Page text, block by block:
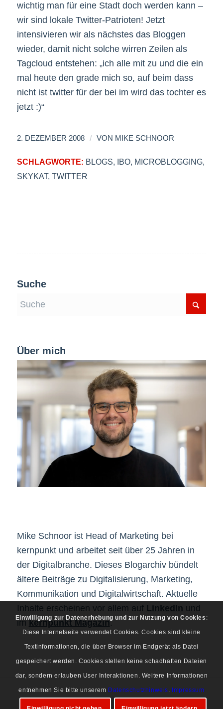
wichtig man für eine Stadt doch werden kann –
wir sind lokale Twitter-Patrioten! Jetzt
intensivieren wir als nächstes das Bloggen
wieder, damit nicht solche wirren Zeilen als
Tagcloud entstehen: „ich alle mit zu und die ein
mal heute den grade mich so, auf beim dass
nicht ist twitter für der bei im wird das tochter es
jetzt :)“
2. DEZEMBER 2008 / VON MIKE SCHNOOR
SCHLAGWORTE: BLOGS, IBO, MICROBLOGGING,
SKYKAT, TWITTER
Suche
Über mich
Mike Schnoor ist Head of Marketing bei
kernpunkt und arbeitet seit über 25 Jahren in
der Digitalbranche. Dieses Blogarchiv bündelt
ältere Beiträge zu Digitalisierung, Marketing,
Kommunikation und Digitalwirtschaft. Aktuelle
Inhalte erscheinen vor allem auf LinkedIn und
imkernpunkt Magazin.
Einwilligung zur Datenerhebung und zur Nutzung von Cookies :
Diese Internetseite verwendet Cookies. Cookies sind kleine
Textinformationen, die über Browser im Endgerät als Datei
gespeichert werden. Cookies stellen keine schadhaften Dateien
dar, sondern erlauben User Interaktionen. Weitere Informationen
entnehmen Sie bitte unserem Datenschutzhinweis. Impressum